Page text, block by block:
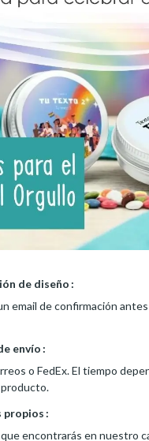
de diseño
email de confirmación antes
envío
o FedEx. El tiempo
propios
encontrarás en nuestro